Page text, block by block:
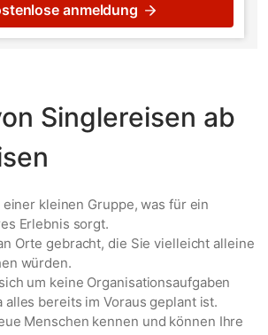
anmeldung
Singlereisen ab
kleinen Gruppe, was für ein
Erlebnis sorgt.
Orte gebracht, die Sie vielleicht alleine
würden.
um keine Organisationsaufgaben
alles bereits im Voraus geplant ist.
Menschen kennen und können Ihre